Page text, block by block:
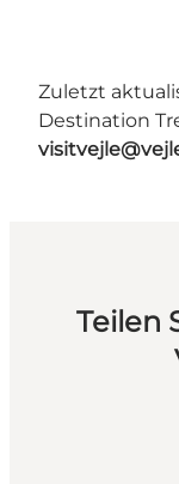
Zuletzt
Destination
Teilen